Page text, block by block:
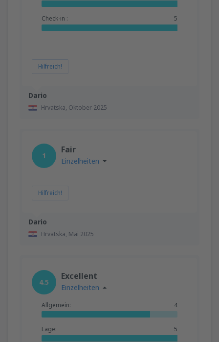
Dario
Hrvatska, Oktober 2025
Check-in : 5
Hilfreich!
Dario
Hrvatska, Mai 2025
1
Fair
Einzelheiten
Hilfreich!
4.5
Excellent
Einzelheiten
Allgemein: 4
Lage: 5